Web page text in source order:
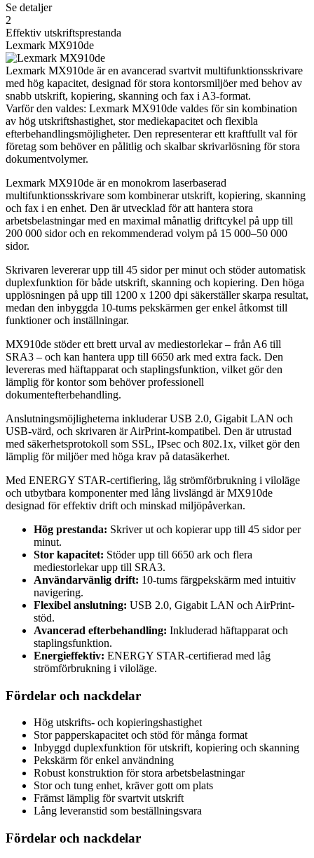
Se detaljer
2
Effektiv utskriftsprestanda
Lexmark MX910de
Lexmark MX910de är en avancerad svartvit multifunktionsskrivare
med hög kapacitet, designad för stora kontorsmiljöer med behov av
snabb utskrift, kopiering, skanning och fax i A3-format.
Varför den valdes: Lexmark MX910de valdes för sin kombination
av hög utskriftshastighet, stor mediekapacitet och flexibla
efterbehandlingsmöjligheter. Den representerar ett kraftfullt val för
företag som behöver en pålitlig och skalbar skrivarlösning för stora
dokumentvolymer.
Lexmark MX910de är en monokrom laserbaserad
multifunktionsskrivare som kombinerar utskrift, kopiering, skanning
och fax i en enhet. Den är utvecklad för att hantera stora
arbetsbelastningar med en maximal månatlig driftcykel på upp till
200 000 sidor och en rekommenderad volym på 15 000–50 000
sidor.
Skrivaren levererar upp till 45 sidor per minut och stöder automatisk
duplexfunktion för både utskrift, skanning och kopiering. Den höga
upplösningen på upp till 1200 x 1200 dpi säkerställer skarpa resultat,
medan den inbyggda 10-tums pekskärmen ger enkel åtkomst till
funktioner och inställningar.
MX910de stöder ett brett urval av mediestorlekar – från A6 till
SRA3 – och kan hantera upp till 6650 ark med extra fack. Den
levereras med häftapparat och staplingsfunktion, vilket gör den
lämplig för kontor som behöver professionell
dokumentefterbehandling.
Anslutningsmöjligheterna inkluderar USB 2.0, Gigabit LAN och
USB-värd, och skrivaren är AirPrint-kompatibel. Den är utrustad
med säkerhetsprotokoll som SSL, IPsec och 802.1x, vilket gör den
lämplig för miljöer med höga krav på datasäkerhet.
Med ENERGY STAR-certifiering, låg strömförbrukning i viloläge
och utbytbara komponenter med lång livslängd är MX910de
designad för effektiv drift och minskad miljöpåverkan.
Hög prestanda: Skriver ut och kopierar upp till 45 sidor per
minut.
Stor kapacitet: Stöder upp till 6650 ark och flera
mediestorlekar upp till SRA3.
Användarvänlig drift: 10-tums färgpekskärm med intuitiv
navigering.
Flexibel anslutning: USB 2.0, Gigabit LAN och AirPrint-
stöd.
Avancerad efterbehandling: Inkluderad häftapparat och
staplingsfunktion.
Energieffektiv: ENERGY STAR-certifierad med låg
strömförbrukning i viloläge.
Fördelar och nackdelar
Hög utskrifts- och kopieringshastighet
Stor papperskapacitet och stöd för många format
Inbyggd duplexfunktion för utskrift, kopiering och skanning
Pekskärm för enkel användning
Robust konstruktion för stora arbetsbelastningar
Stor och tung enhet, kräver gott om plats
Främst lämplig för svartvit utskrift
Lång leveranstid som beställningsvara
Fördelar och nackdelar